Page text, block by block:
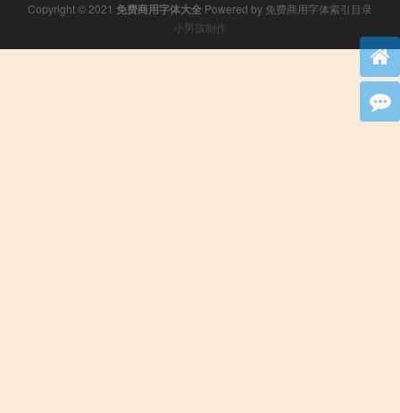
Copyright © 2021 免费商用字体大全 Powered by 免费商用字体索引目录
小男孩制作